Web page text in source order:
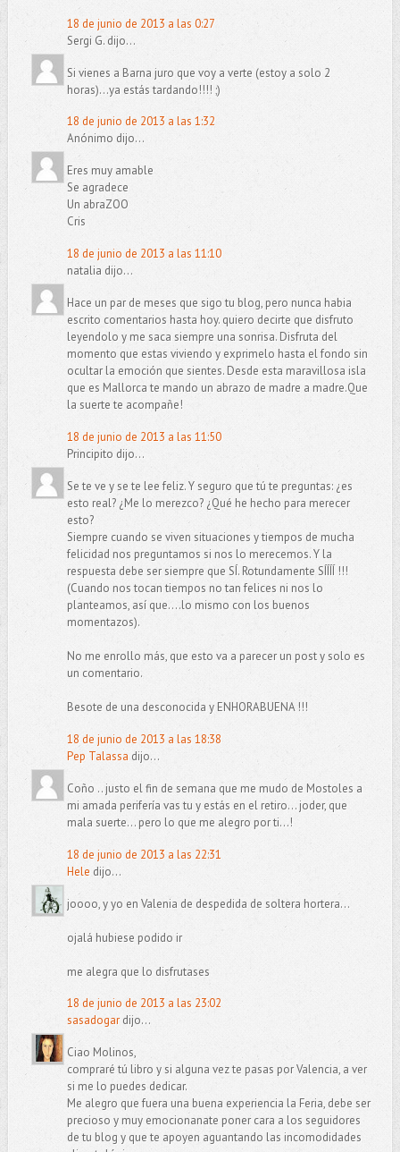
18 de junio de 2013 a las 0:27
Sergi G. dijo...
Si vienes a Barna juro que voy a verte (estoy a solo 2
horas)...ya estás tardando!!!! ;)
18 de junio de 2013 a las 1:32
Anónimo dijo...
Eres muy amable
Se agradece
Un abraZOO
Cris
18 de junio de 2013 a las 11:10
natalia dijo...
Hace un par de meses que sigo tu blog, pero nunca habia
escrito comentarios hasta hoy. quiero decirte que disfruto
leyendolo y me saca siempre una sonrisa. Disfruta del
momento que estas viviendo y exprimelo hasta el fondo sin
ocultar la emoción que sientes. Desde esta maravillosa isla
que es Mallorca te mando un abrazo de madre a madre.Que
la suerte te acompañe!
18 de junio de 2013 a las 11:50
Principito dijo...
Se te ve y se te lee feliz. Y seguro que tú te preguntas: ¿es
esto real? ¿Me lo merezco? ¿Qué he hecho para merecer
esto?
Siempre cuando se viven situaciones y tiempos de mucha
felicidad nos preguntamos si nos lo merecemos. Y la
respuesta debe ser siempre que SÍ. Rotundamente SÍÍÍÍ !!!
(Cuando nos tocan tiempos no tan felices ni nos lo
planteamos, así que....lo mismo con los buenos
momentazos).
No me enrollo más, que esto va a parecer un post y solo es
un comentario.
Besote de una desconocida y ENHORABUENA !!!
18 de junio de 2013 a las 18:38
Pep Talassa dijo...
Coño .. justo el fin de semana que me mudo de Mostoles a
mi amada perifería vas tu y estás en el retiro... joder, que
mala suerte... pero lo que me alegro por ti...!
18 de junio de 2013 a las 22:31
Hele dijo...
joooo, y yo en Valenia de despedida de soltera hortera...
ojalá hubiese podido ir
me alegra que lo disfrutases
18 de junio de 2013 a las 23:02
sasadogardijo...
Ciao Molinos,
compraré tú libro y si alguna vez te pasas por Valencia, a ver
si me lo puedes dedicar.
Me alegro que fuera una buena experiencia la Feria, debe ser
precioso y muy emocionanate poner cara a los seguidores
de tu blog y que te apoyen aguantando las incomodidades